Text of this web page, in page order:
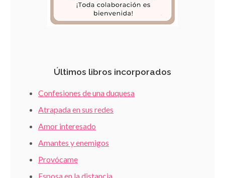
Últimos libros incorporados
Confesiones de una duquesa
Atrapada en sus redes
Amor interesado
Amantes y enemigos
Provócame
Esposa en la distancia